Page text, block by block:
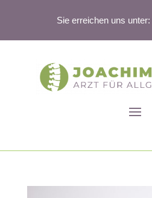
Sie erreichen uns unter: